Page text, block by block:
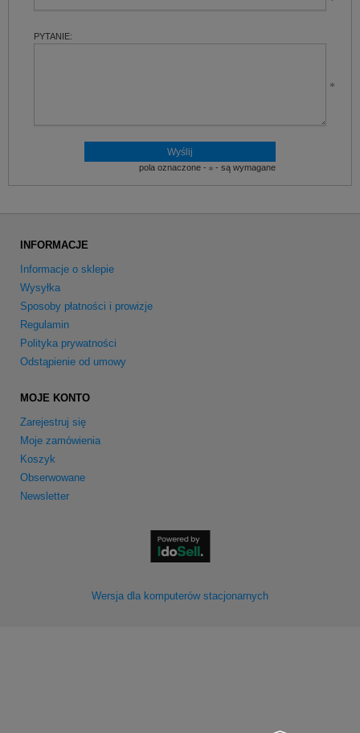
PYTANIE:
pola oznaczone - - są wymagane
INFORMACJE
Informacje o sklepie
Wysyłka
Sposoby płatności i prowizje
Regulamin
Polityka prywatności
Odstąpienie od umowy
MOJE KONTO
Zarejestruj się
Moje zamówienia
Koszyk
Obserwowane
Newsletter
Wersja dla komputerów stacjonarnych